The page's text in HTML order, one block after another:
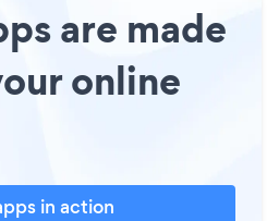
are made
online
in action